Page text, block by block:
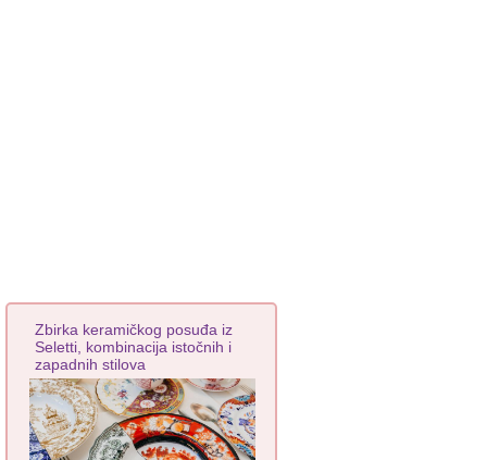
Zbirka keramičkog posuđa iz
Seletti, kombinacija istočnih i
zapadnih stilova